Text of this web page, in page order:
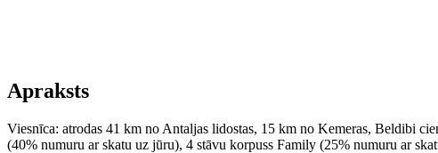
Apraksts
Viesnīca: atrodas 41 km no Antaljas lidostas, 15 km no Kemeras, Beldibi
(40% numuru ar skatu uz jūru), 4 stāvu korpuss Family (25% numuru ar